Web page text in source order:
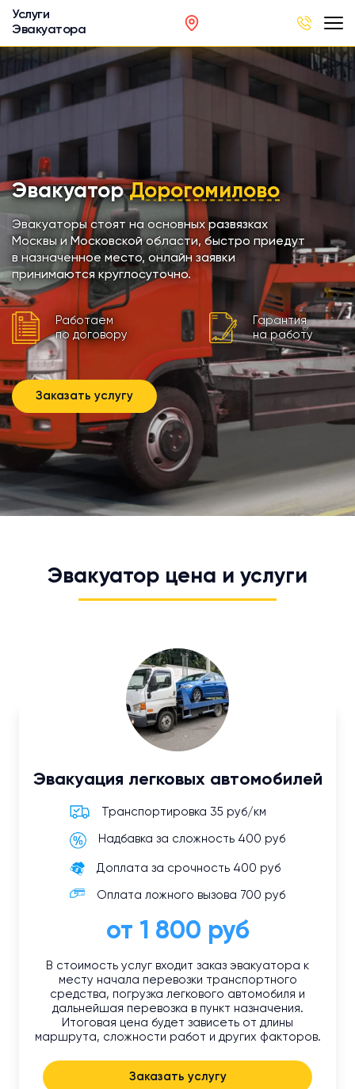
Услуги
Эвакуатора
ЭвакуаторДорогомилово
Эвакуаторы стоят на основных развязках
Москвы и Московской области, быстро приедут
в назначенное место, онлайн заявки
принимаются круглосуточно.
Работаем
по договору
Гарантия
на работу
Заказать услугу
Эвакуатор цена и услуги
Эвакуация легковых автомобилей
Транспортировка 35 руб/км
Надбавка за сложность 400 руб
Доплата за срочность 400 руб
Оплата ложного вызова 700 руб
от 1 800 руб
В стоимость услуг входит заказ эвакуатора к
месту начала перевозки транспортного
средства, погрузка легкового автомобиля и
дальнейшая перевозка в пункт назначения.
Итоговая цена будет зависеть от длины
маршрута, сложности работ и других факторов.
Заказать услугу